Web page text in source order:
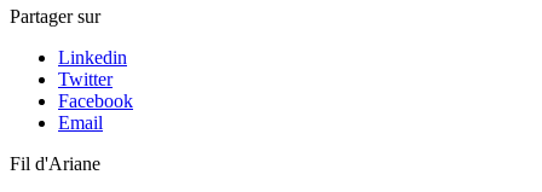
Partager sur
Linkedin
Twitter
Facebook
Email
Fil d'Ariane